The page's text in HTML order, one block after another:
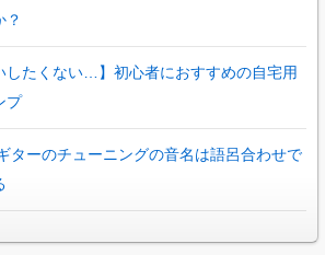
？
したくない…】初心者におすすめの自宅用
プ
ターのチューニングの音名は語呂合わせで